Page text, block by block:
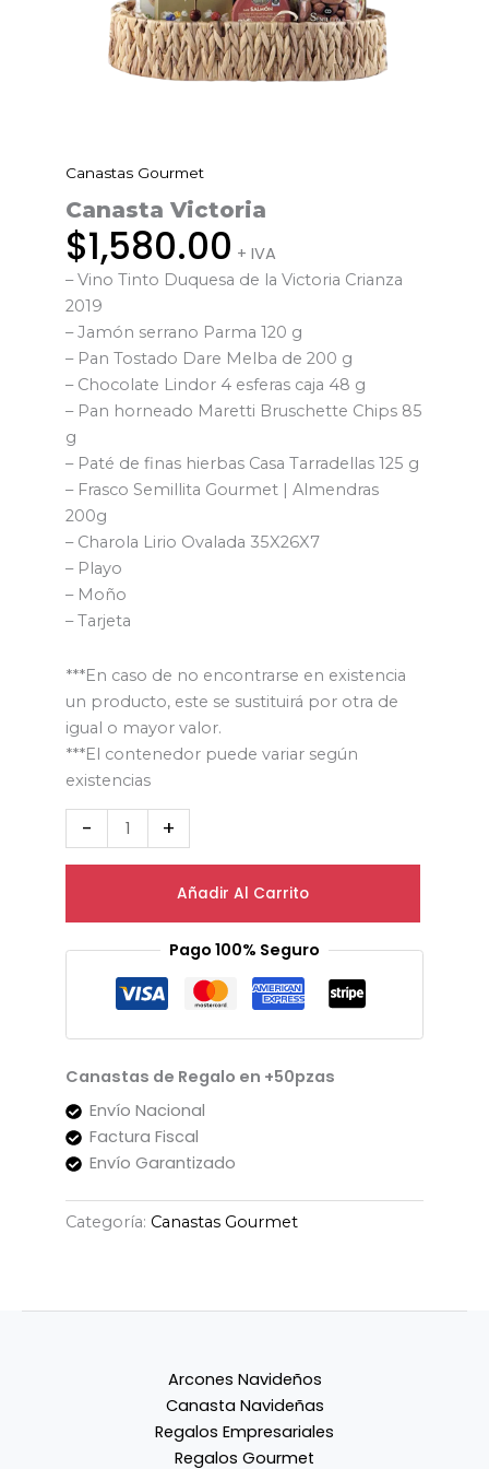
Canastas Gourmet
Canasta Victoria
$1,580.00 + IVA
– Vino Tinto Duquesa de la Victoria Crianza
2019
– Jamón serrano Parma 120 g
– Pan Tostado Dare Melba de 200 g
– Chocolate Lindor 4 esferas caja 48 g
– Pan horneado Maretti Bruschette Chips 85
g
– Paté de finas hierbas Casa Tarradellas 125 g
– Frasco Semillita Gourmet | Almendras
200g
– Charola Lirio Ovalada 35X26X7
– Playo
– Moño
– Tarjeta
***En caso de no encontrarse en existencia
un producto, este se sustituirá por otra de
igual o mayor valor.
***El contenedor puede variar según
existencias
-
Canasta
Victoria
cantidad
+
Añadir Al Carrito
Pago 100% Seguro
Canastas de Regalo en +50pzas
Envío Nacional
Factura Fiscal
Envío Garantizado
Categoría: Canastas Gourmet
Arcones Navideños
Canasta Navideñas
Regalos Empresariales
Regalos Gourmet